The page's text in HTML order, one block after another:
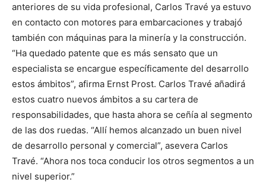
anteriores de su vida profesional, Carlos Travé ya estuvo
en contacto con motores para embarcaciones y trabajó
también con máquinas para la minería y la construcción.
“Ha quedado patente que es más sensato que un
especialista se encargue específicamente del desarrollo
estos ámbitos”, afirma Ernst Prost. Carlos Travé añadirá
estos cuatro nuevos ámbitos a su cartera de
responsabilidades, que hasta ahora se ceñía al segmento
de las dos ruedas. “Allí hemos alcanzado un buen nivel
de desarrollo personal y comercial”, asevera Carlos
Travé. “Ahora nos toca conducir los otros segmentos a un
nivel superior.”